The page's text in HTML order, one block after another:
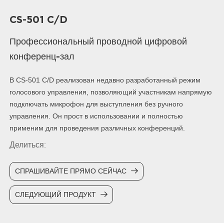
CS-501 C/D
Профессиональный проводной цифровой
конференц-зал
В CS-501 C/D реализован недавно разработанный режим
голосового управления, позволяющий участникам напрямую
подключать микрофон для выступления без ручного
управления. Он прост в использовании и полностью
применим для проведения различных конференций.
Делиться:
СПРАШИВАЙТЕ ПРЯМО СЕЙЧАС
СЛЕДУЮЩИЙ ПРОДУКТ